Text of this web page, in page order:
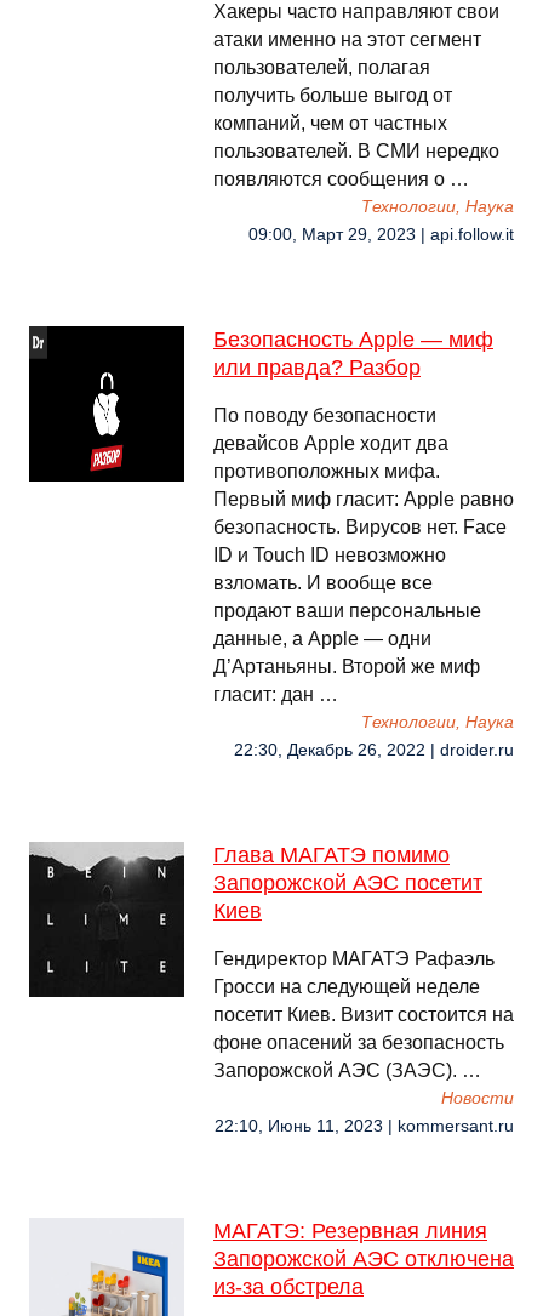
Хакеры часто направляют свои
атаки именно на этот сегмент
пользователей, полагая
получить больше выгод от
компаний, чем от частных
пользователей. В СМИ нередко
появляются сообщения о …
Технологии, Наука
09:00, Март 29, 2023 | api.follow.it
Безопасность Apple — миф
или правда? Разбор
По поводу безопасности
девайсов Apple ходит два
противоположных мифа.
Первый миф гласит: Apple равно
безопасность. Вирусов нет. Face
ID и Touch ID невозможно
взломать. И вообще все
продают ваши персональные
данные, а Apple — одни
Д’Артаньяны. Второй же миф
гласит: дан …
Технологии, Наука
22:30, Декабрь 26, 2022 | droider.ru
Глава МАГАТЭ помимо
Запорожской АЭС посетит
Киев
Гендиректор МАГАТЭ Рафаэль
Гросси на следующей неделе
посетит Киев. Визит состоится на
фоне опасений за безопасность
Запорожской АЭС (ЗАЭС). …
Новости
22:10, Июнь 11, 2023 | kommersant.ru
МАГАТЭ: Резервная линия
Запорожской АЭС отключена
из-за обстрела